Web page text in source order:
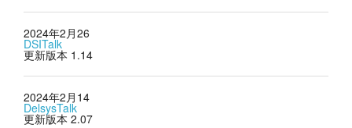
2024年2月26
DSITalk
更新版本 1.14
2024年2月14
DelsysTalk
更新版本 2.07